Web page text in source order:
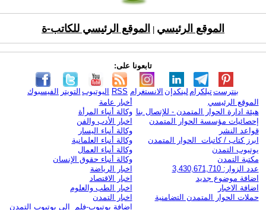
الموقع الرئيسي الموقع الرئيسي للكاتب-ة
تابعونا على:
الفيسبوك التويتر اليوتيوب RSS الانستغرام لينكدإن تيلكرامبنترست
الموقع الرئيسي
هيئة ادارة الحوار المتمدن - للإتصال بنا
إحصائيات مؤسسة الحوار المتمدن
قواعد النشر
ابرز كتاب / كاتبات الحوار المتمدن
يوتيوب التمدن
مكتبة التمدن
عدد الزوار: 3,430,671,710
اضافة موضوع جديد
اضافة الاخبار
حملات الحوار المتمدن التضامنية
أخبار عامة
وكالة أنباء المرأة
اخبار الأدب والفن
وكالة أنباء اليسار
وكالة أنباء العلمانية
وكالة أنباء العمال
وكالة أنباء حقوق الإنسان
اخبار الرياضة
اخبار الاقتصاد
اخبار الطب والعلوم
اخبار التمدن
إضافة يوتيوب-فلم إلى يوتيوب التمدن